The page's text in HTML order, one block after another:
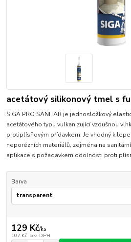
acetátový silikonový tmel s
SIGA PRO SANITAR je jednosložkový
acetátového typu vulkanizující vzdušnou
protiplísňovým přídavkem. Je vhodný k
neporézních materiálů, zejména na
aplikace s požadavkem odolnosti proti
Barva
129 Kč/ks
107 Kč bez DPH